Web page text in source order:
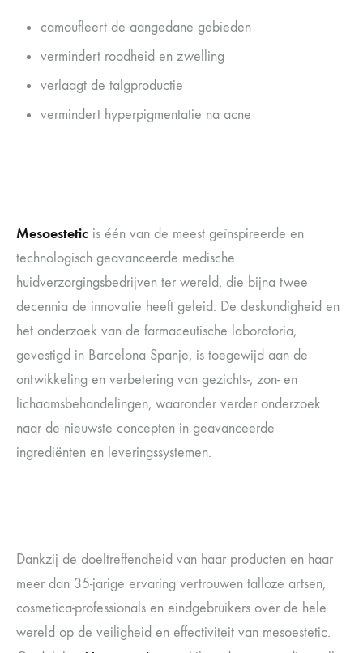
camoufleert de aangedane gebieden
vermindert roodheid en zwelling
verlaagt de talgproductie
vermindert hyperpigmentatie na acne
Mesoestetic is één van de meest geïnspireerde en
technologisch geavanceerde medische
huidverzorgingsbedrijven ter wereld, die bijna twee
decennia de innovatie heeft geleid. De deskundigheid en
het onderzoek van de farmaceutische laboratoria,
gevestigd in Barcelona Spanje, is toegewijd aan de
ontwikkeling en verbetering van gezichts-, zon- en
lichaamsbehandelingen, waaronder verder onderzoek
naar de nieuwste concepten in geavanceerde
ingrediënten en leveringssystemen.
Dankzij de doeltreffendheid van haar producten en haar
meer dan 35-jarige ervaring vertrouwen talloze artsen,
cosmetica-professionals en eindgebruikers over de hele
wereld op de veiligheid en effectiviteit van mesoestetic.